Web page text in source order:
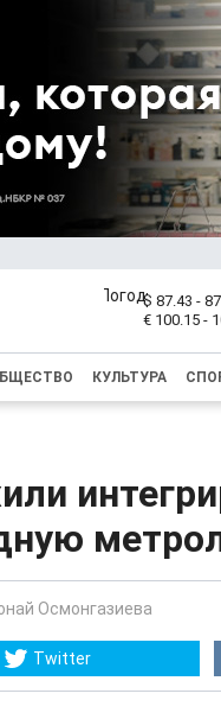
$ 87.43 -
€ 100.15 -
КУЛЬТУРА
Осмонгазиева
Twitter